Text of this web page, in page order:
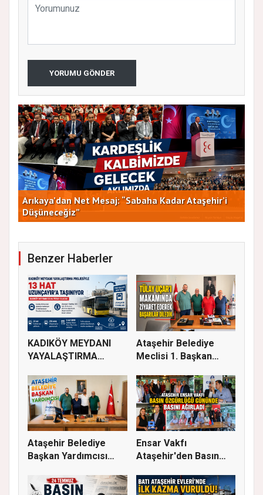
YORUMU GÖNDER
Arıkaya’dan Net Mesaj: “Sabaha Kadar Ataşehir’i
Düşüneceğiz”
Benzer Haberler
KADIKÖY MEYDANI
YAYALAŞTIRMA
Ataşehir Belediye
Meclisi 1. Başkan
Ataşehir Belediye
Başkan Yardımcısı
Ensar Vakfı
Ataşehir'den Basın